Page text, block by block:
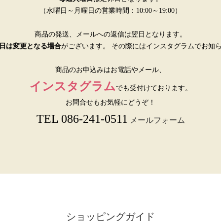
（水曜日～月曜日の営業時間：10:00～19:00）
商品の発送、メールへの返信は翌日となります。
は変更となる場合がございます。 その際にはインスタグラムでお知
商品のお申込みはお電話やメール、
インスタグラム でも受付けております。
お問合せもお気軽にどうぞ！
TEL 086-241-0511 メールフォーム
ショッピングガイド